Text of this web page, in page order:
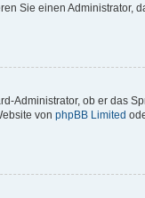
Sie einen Administrator,
Administrator, ob er das
von phpBB Limited